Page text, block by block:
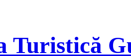
Turistică